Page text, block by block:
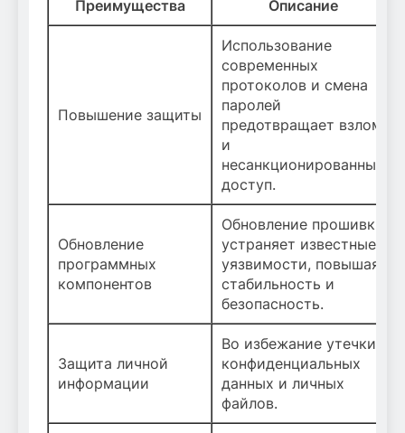
Преимущества Описание
Повышение защиты
Использование
современных
протоколов и смена
паролей
предотвращает взлом
и
несанкционированный
доступ.
Обновление
программных
компонентов
Обновление прошивки
устраняет известные
уязвимости, повышая
стабильность и
безопасность.
Защита личной
информации
Во избежание утечки
конфиденциальных
данных и личных
файлов.